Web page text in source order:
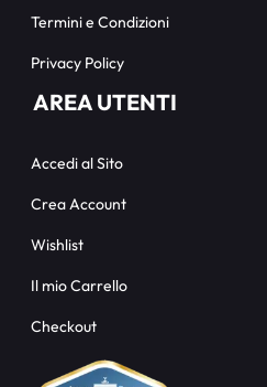
Termini e Condizioni
Privacy Policy
AREA UTENTI
Accedi al Sito
Crea Account
Wishlist
Il mio Carrello
Checkout